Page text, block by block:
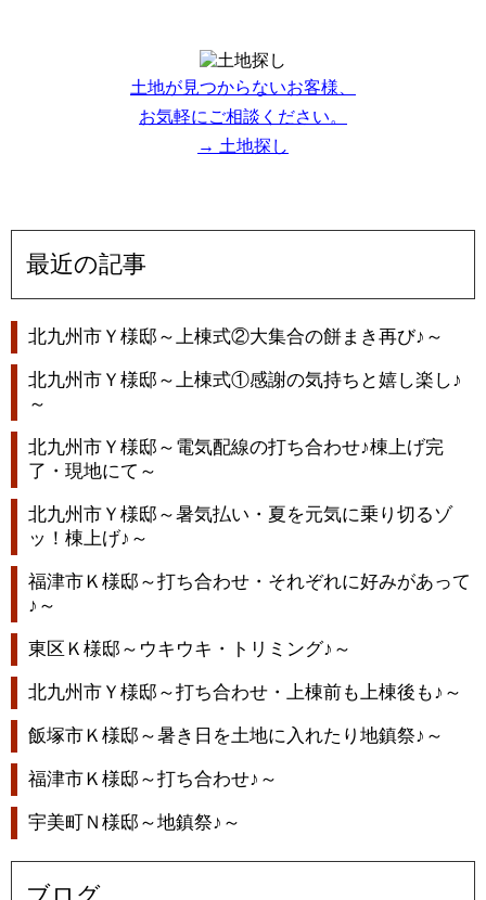
土地が見つからないお客様、
お気軽にご相談ください。
→ 土地探し
最近の記事
北九州市Ｙ様邸～上棟式②大集合の餅まき再び♪～
北九州市Ｙ様邸～上棟式①感謝の気持ちと嬉し楽し♪
～
北九州市Ｙ様邸～電気配線の打ち合わせ♪棟上げ完
了・現地にて～
北九州市Ｙ様邸～暑気払い・夏を元気に乗り切るゾ
ッ！棟上げ♪～
福津市Ｋ様邸～打ち合わせ・それぞれに好みがあって
♪～
東区Ｋ様邸～ウキウキ・トリミング♪～
北九州市Ｙ様邸～打ち合わせ・上棟前も上棟後も♪～
飯塚市Ｋ様邸～暑き日を土地に入れたり地鎮祭♪～
福津市Ｋ様邸～打ち合わせ♪～
宇美町Ｎ様邸～地鎮祭♪～